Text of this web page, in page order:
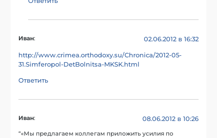
Иван: 02.06.2012 в 16:32
http://www.crimea.orthodoxy.su/Chronica/2012-05-
31.Simferopol-DetBolnitsa-MKSK.html
Ответить
Иван: 08.06.2012 в 10:26
“«Мы предлагаем коллегам приложить усилия по